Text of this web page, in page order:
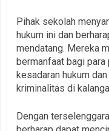
Pihak sekolah
hukum ini dan
mendatang. Mereka
bermanfaat bagi para
kesadaran hukum
kriminalitas di
Dengan